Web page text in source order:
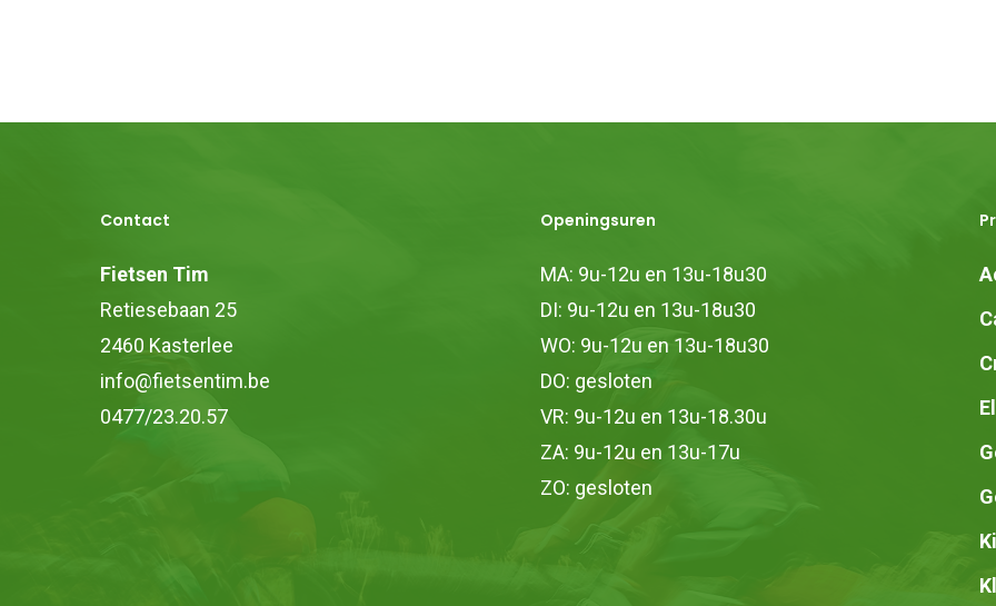
Contact
Fietsen Tim
Retiesebaan 25
2460 Kasterlee
info@fietsentim.be
0477/23.20.57
Openingsuren
MA: 9u-12u en 13u-18u30
DI: 9u-12u en 13u-18u30
WO: 9u-12u en 13u-18u30
DO: gesloten
VR: 9u-12u en 13u-18.30u
ZA: 9u-12u en 13u-17u
ZO: gesloten